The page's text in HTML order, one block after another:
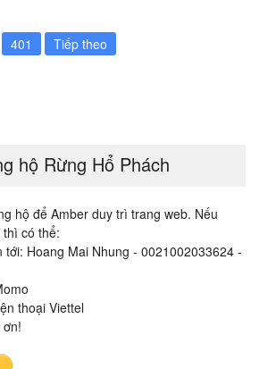
401 Tiếp theo
hộ Rừng Hổ Phách
hộ để Amber duy trì trang web. Nếu
có thể:
tới: Hoang Mai Nhung - 0021002033624 -
thoại Viettel